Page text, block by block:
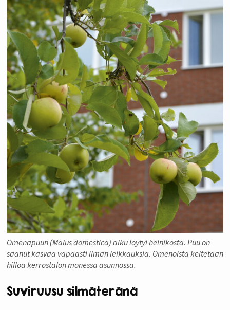
Omenapuun (Malus domestica) alku löytyi heinikosta. Puu on
saanut kasvaa vapaasti ilman leikkauksia. Omenoista keitetään
hilloa kerrostalon monessa asunnossa.
Suviruusu silmäteränä